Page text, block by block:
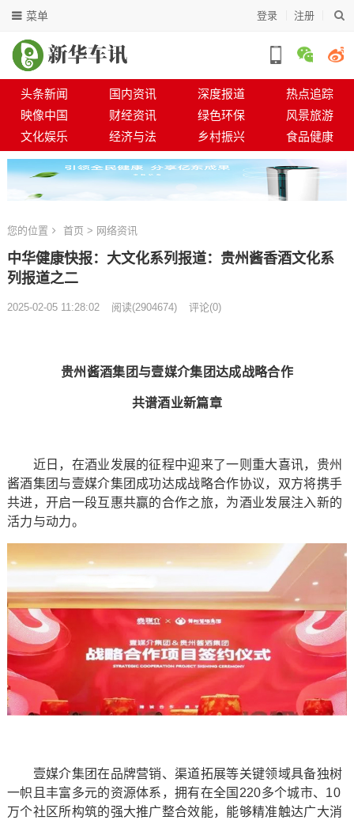
登录 注册
菜单
头条新闻 国内资讯 深度报道
热点追踪
映像中国
财经资讯 绿色环保
风景旅游
文化娱乐
经济与法 乡村振兴 食品健康
您的位置 首页 > 网络资讯
中华健康快报：大文化系列报道：贵州酱香酒文化系
列报道之二
2025-02-05 11:28:02 阅读(2904674) 评论(0)
贵州酱酒集团与壹媒介集团达成战略合作
共谱酒业新篇章
近日，在酒业发展的征程中迎来了一则重大喜讯，贵州
酱酒集团与壹媒介集团成功达成战略合作协议，双方将携手
共进，开启一段互惠共赢的合作之旅，为酒业发展注入新的
活力与动力。
壹媒介集团在品牌营销、渠道拓展等关键领域具备独树
一帜且丰富多元的资源体系，拥有在全国220多个城市、10
万个社区所构筑的强大推广整合效能，能够精准触达广大消